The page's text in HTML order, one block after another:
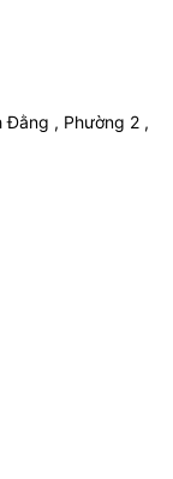
Đằng , Phường 2 ,